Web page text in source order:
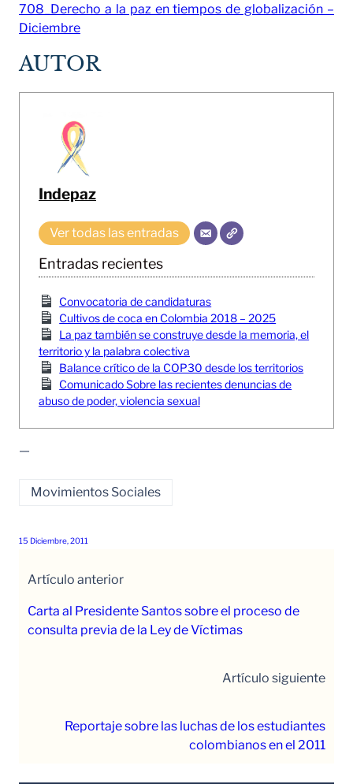
708_Derecho a la paz en tiempos de globalización –
Diciembre
AUTOR
Indepaz
Ver todas las entradas
Entradas recientes
Convocatoria de candidaturas
Cultivos de coca en Colombia 2018 – 2025
La paz también se construye desde la memoria, el
territorio y la palabra colectiva
Balance crítico de la COP30 desde los territorios
Comunicado Sobre las recientes denuncias de
abuso de poder, violencia sexual
—
Movimientos Sociales
15 Diciembre, 2011
Artículo anterior
Carta al Presidente Santos sobre el proceso de
consulta previa de la Ley de Víctimas
Artículo siguiente
Reportaje sobre las luchas de los estudiantes
colombianos en el 2011